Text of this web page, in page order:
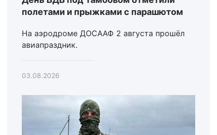
полетами и прыжками с парашютом
На аэродроме ДОСААФ 2 августа прошёл
авиапраздник.
03.08.2026